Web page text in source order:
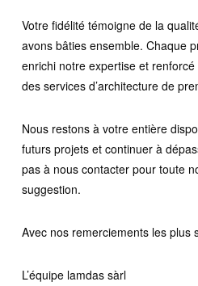
Votre fidélité témoigne de la
avons bâties ensemble. Chaque
enrichi notre expertise et
des services d’architecture de
Nous restons à votre entière
futurs projets et continuer à
pas à nous contacter pour toute
suggestion.
Avec nos remerciements les plus
L’équipe lamdas sàrl